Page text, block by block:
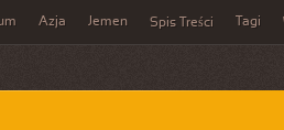
Azja Jemen Spis Treści Tagi